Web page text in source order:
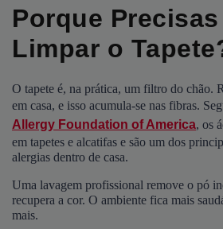
Porque
Limpar o
O tapete é, na prática, um filtro do chão.
em casa, e isso acumula-se nas fibras.
Allergy Foundation of America, os
em tapetes e alcatifas e são um dos
alergias dentro de casa.
Uma lavagem profissional remove o pó
recupera a cor. O ambiente fica mais
mais.